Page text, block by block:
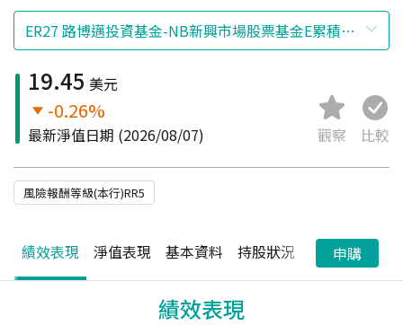
19.45 美元
-0.26%
最新淨值日期 (2026/08/07) 觀察 比較
風險報酬等級(本行)RR5
績效表現 淨值表現 基本資料 持股狀況 配息狀況
申購
績效表現